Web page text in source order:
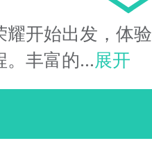
开始出发，体验
丰富的...展开